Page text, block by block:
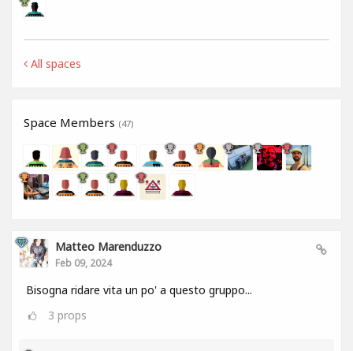
All spaces
Space Members (47)
Matteo Marenduzzo
Feb 09, 2024
Bisogna ridare vita un po' a questo gruppo...
3 props